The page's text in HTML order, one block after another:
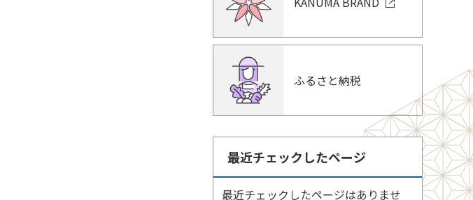
ふるさと納税
最近チェックしたページ
最近チェックしたページはありませ